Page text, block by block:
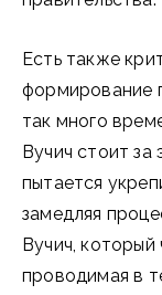
Есть также
формирование
так много
Вучич стоит
пытается
замедляя
Вучич, который
проводимая в